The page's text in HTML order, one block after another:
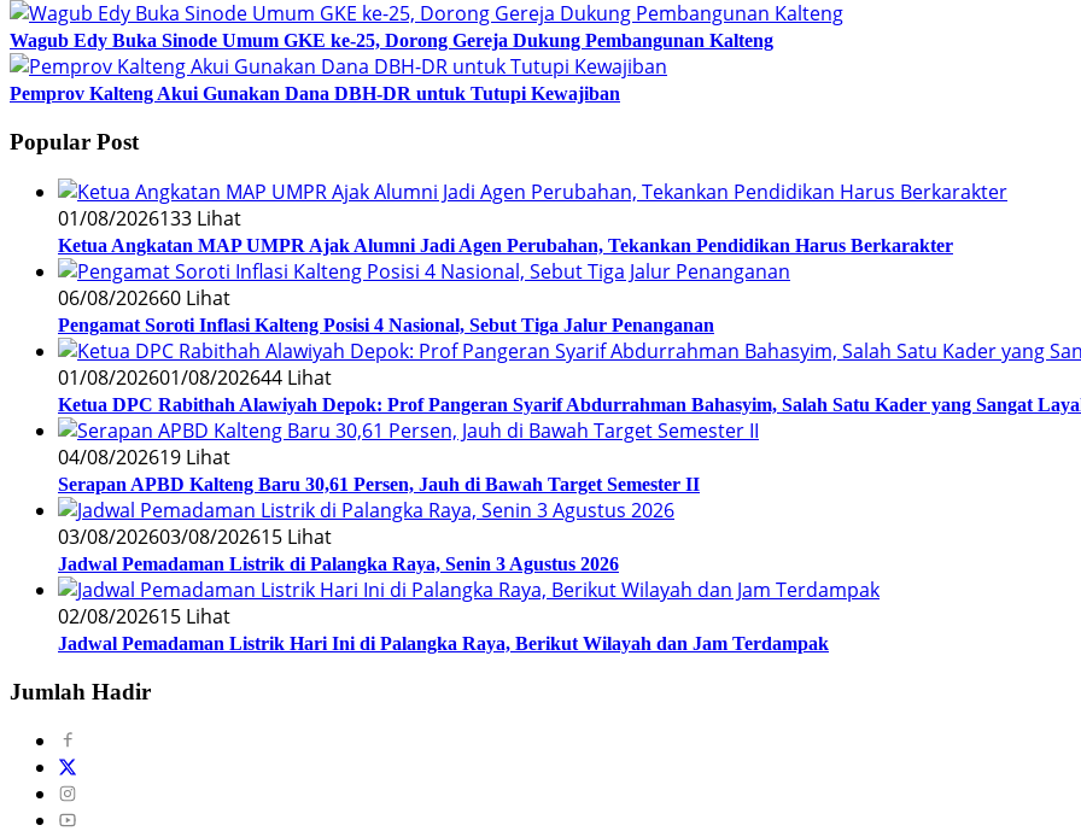
Wagub Edy Buka Sinode Umum GKE ke-25, Dorong Gereja Dukung Pembangunan Kalteng
Pemprov Kalteng Akui Gunakan Dana DBH-DR untuk Tutupi Kewajiban
Popular Post
01/08/2026133 Lihat
Ketua Angkatan MAP UMPR Ajak Alumni Jadi Agen Perubahan, Tekankan Pendidikan Harus Berkarakter
06/08/202660 Lihat
Pengamat Soroti Inflasi Kalteng Posisi 4 Nasional, Sebut Tiga Jalur Penanganan
01/08/202601/08/202644 Lihat
Ketua DPC Rabithah Alawiyah Depok: Prof Pangeran Syarif Abdurrahman Bahasyim, Salah Satu Kader yang Sangat
04/08/202619 Lihat
Serapan APBD Kalteng Baru 30,61 Persen, Jauh di Bawah Target Semester II
03/08/202603/08/202615 Lihat
Jadwal Pemadaman Listrik di Palangka Raya, Senin 3 Agustus 2026
02/08/202615 Lihat
Jadwal Pemadaman Listrik Hari Ini di Palangka Raya, Berikut Wilayah dan Jam Terdampak
Jumlah Hadir